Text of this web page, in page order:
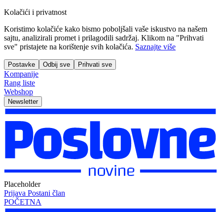
Kolačići i privatnost
Koristimo kolačiće kako bismo poboljšali vaše iskustvo na našem
sajtu, analizirali promet i prilagodili sadržaj. Klikom na "Prihvati
sve" pristajete na korištenje svih kolačića. Saznajte više
Postavke Odbij sve Prihvati sve
Kompanije
Rang liste
Webshop
Newsletter
Placeholder
Prijava Postani član
POČETNA